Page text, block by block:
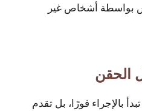
بواسطة أشخاص غير
الحقن
بالإجراء فورًا، بل تقدم